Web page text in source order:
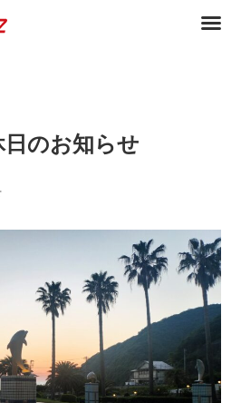
のお知らせ